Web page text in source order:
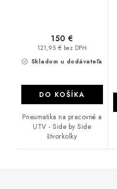
Skladom u dodávateľa
121,95 € bez DPH
150 €
DO KOŠÍKA
Pneumatika na pracovné a
UTV - Side by Side
štvorkolky